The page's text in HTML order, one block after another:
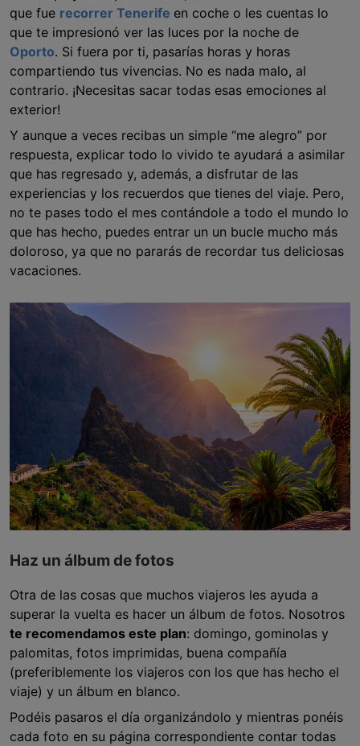
que fue recorrer Tenerife en coche o les cuentas lo
que te impresionó ver las luces por la noche de
Oporto. Si fuera por ti, pasarías horas y horas
compartiendo tus vivencias. No es nada malo, al
contrario. ¡Necesitas sacar todas esas emociones al
exterior!
Y aunque a veces recibas un simple “me alegro” por
respuesta, explicar todo lo vivido te ayudará a asimilar
que has regresado y, además, a disfrutar de las
experiencias y los recuerdos que tienes del viaje. Pero,
no te pases todo el mes contándole a todo el mundo lo
que has hecho, puedes entrar un un bucle mucho más
doloroso, ya que no pararás de recordar tus deliciosas
vacaciones.
Haz un álbum de fotos
Otra de las cosas que muchos viajeros les ayuda a
superar la vuelta es hacer un álbum de fotos. Nosotros
te recomendamos este plan: domingo, gominolas y
palomitas, fotos imprimidas, buena compañía
(preferiblemente los viajeros con los que has hecho el
viaje) y un álbum en blanco.
Podéis pasaros el día organizándolo y mientras ponéis
cada foto en su página correspondiente contar todas